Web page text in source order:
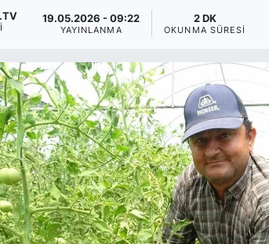
19.05.2026 - 09:22
YAYINLANMA
2 DK
OKUNMA SÜRESI